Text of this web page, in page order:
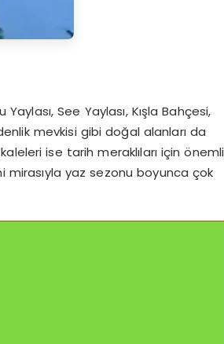
See Yaylası, Kışla Bahçesi,
mevkisi gibi doğal alanları da
ise tarih meraklıları için önemli
mirasıyla yaz sezonu boyunca çok